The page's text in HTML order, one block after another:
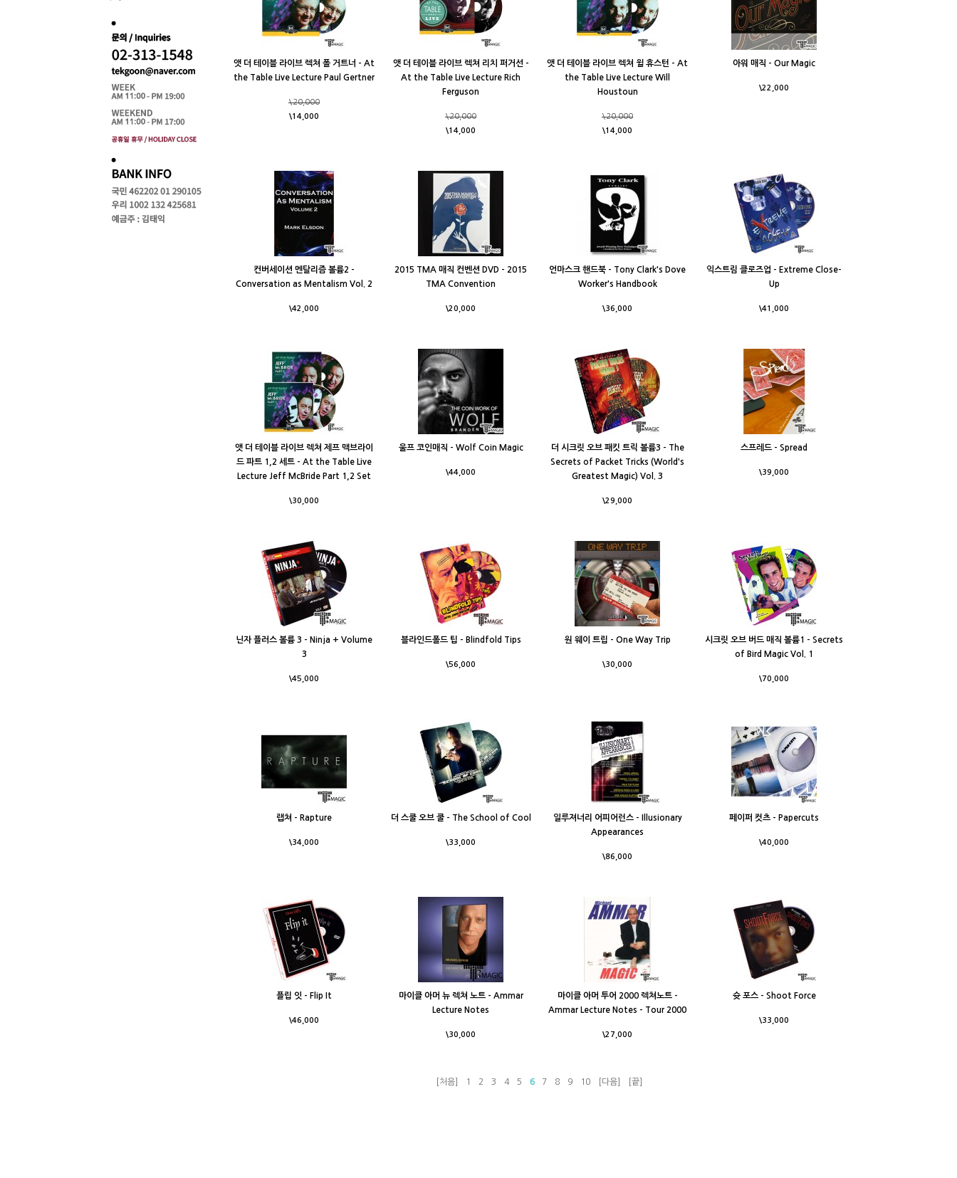
앳 더 테이블 라이브 렉쳐 폴 거트너 - At
the Table Live Lecture Paul Gertner
\20,000
\14,000
앳 더 테이블 라이브 렉쳐 리치 퍼거선 -
At the Table Live Lecture Rich
Ferguson
\20,000
\14,000
앳 더 테이블 라이브 렉쳐 윌 휴스턴 - At
the Table Live Lecture Will
Houstoun
\20,000
\14,000
아워 매직 - Our Magic
\22,000
컨버세이션 멘탈리즘 볼륨2 -
Conversation as Mentalism Vol. 2
\42,000
2015 TMA 매직 컨벤션 DVD - 2015
TMA Convention
\20,000
언마스크 핸드북 - Tony Clark's Dove
Worker's Handbook
\36,000
익스트림 클로즈업 - Extreme Close-
Up
\41,000
앳 더 테이블 라이브 렉쳐 제프 맥브라이
드 파트 1,2 세트 - At the Table Live
Lecture Jeff McBride Part 1,2 Set
\30,000
울프 코인매직 - Wolf Coin Magic
\44,000
더 시크릿 오브 패킷 트릭 볼륨3 - The
Secrets of Packet Tricks (World's
Greatest Magic) Vol. 3
\29,000
스프레드 - Spread
\39,000
닌자 플러스 볼륨 3 - Ninja + Volume
3
\45,000
블라인드폴드 팁 - Blindfold Tips
\56,000
원 웨이 트립 - One Way Trip
\30,000
시크릿 오브 버드 매직 볼륨1 - Secrets
of Bird Magic Vol. 1
\70,000
랩쳐 - Rapture
\34,000
더 스쿨 오브 쿨 - The School of Cool
\33,000
일루져너리 어피어런스 - Illusionary
Appearances
\86,000
페이퍼 컷츠 - Papercuts
\40,000
플립 잇 - Flip It
\46,000
마이클 아머 뉴 렉쳐 노트 - Ammar
Lecture Notes
\30,000
마이클 아머 투어 2000 렉쳐노트 -
Ammar Lecture Notes - Tour 2000
\27,000
슛 포스 - Shoot Force
\33,000
[처음] 1 2 3 4 5 6 7 8 9 10 [다음] [끝]